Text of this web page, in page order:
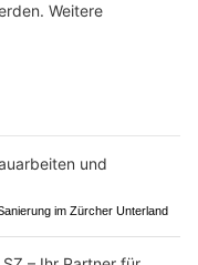
Weitere
im Zürcher Unterland